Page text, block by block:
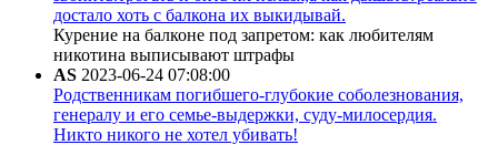
достало хоть с балкона их выкидывай.
Курение на балконе под запретом: как любителям
никотина выписывают штрафы
AS 2023-06-24 07:08:00
Родственникам погибшего-глубокие соболезнования,
генералу и его семье-выдержки, суду-милосердия.
Никто никого не хотел убивать!